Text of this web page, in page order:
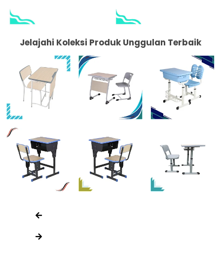
Jelajahi Koleksi Produk Unggulan Terbaik